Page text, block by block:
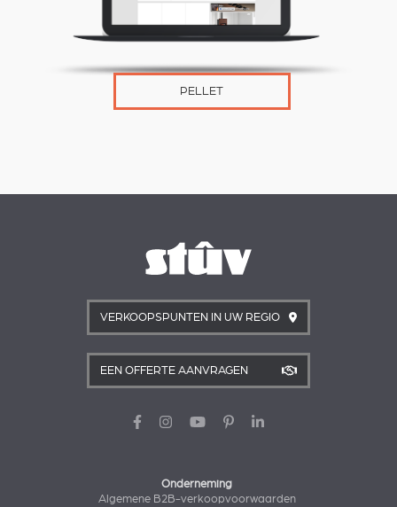
PELLET
VERKOOPSPUNTEN IN UW REGIO
EEN OFFERTE AANVRAGEN
Onderneming
Algemene B2B-verkoopvoorwaarden